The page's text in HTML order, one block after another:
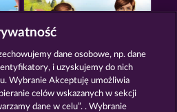
BOOK OF ROMEO AND JULIA
dane osobowe, np. dane
i uzyskujemy do nich
Wybranie Akceptuję umożliwia
celów wskazanych w sekcji
dane w celu”. . Wybranie